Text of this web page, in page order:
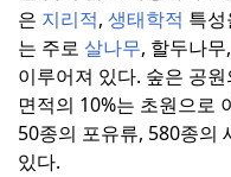
은 지리적, 생태학적 특
는 주로 살나무, 할두나무,
이루어져 있다. 숲은 공
면적의 10%는 초원으로
50종의 포유류, 580종의
있다.